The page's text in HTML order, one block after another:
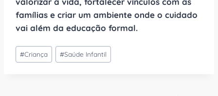
famílias e criar um ambiente onde o cuidado
vai além da educação formal.
Tags
do
#Criança #Saúde Infantil